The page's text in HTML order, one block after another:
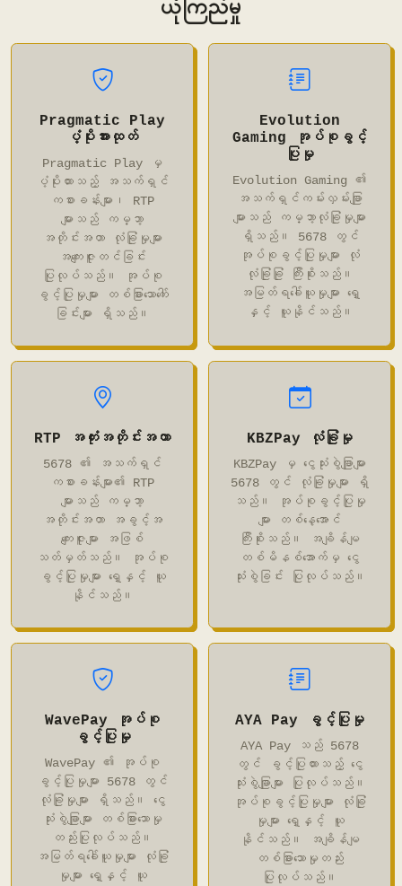
ယုံကြည်မှု
Pragmatic Play
ပံ့ပိုးအားထုတ်
Pragmatic Play မှ
ပံ့ပိုးထားသည့် အသက်ရှင်
ကစားခန်းများ၊ RTP
များသည် ကမ္ဘာ့
အတိုင်းအတာ လုံခြုံမှုများ
အကျေးဇူးတင်ခြင်း
ပြုလုပ်သည်။ အုပ်စု
ခွင့်ပြုမှုများ တစ်ခြားသောကေါ်
ခြင်းများ ရှိသည်။
Evolution
Gaming အုပ်စုခွင့်
ပြုမှု
Evolution Gaming ၏
အသက်ရှင်ကမ်းလှမ်းချြာ
များသည် ကမ္ဘာ့လုံခြုံမှုများ
ရှိသည်။ 5678 တွင်
အုပ်စုခွင့်ပြုမှုများ လုံ
လုံခြုံခြုံ ကြီးစိုးသည်။
အမြတ်ရခေါ်ယူမှုများ ရှေ့
နှင့် ယူနိုင်သည်။
RTP အတုံးအတိုင်းအတာ
5678 ၏ အသက်ရှင်
ကစားခန်းများ၏ RTP
များသည် ကမ္ဘာ့
အတိုင်းအတာ အခွင့်အ
ကျေးဇူးများ အဖြစ်
သတ်မှတ်သည်။ အုပ်စု
ခွင့်ပြုမှုများ ရှေ့နှင့် ယူ
နိုင်သည်။
KBZPay လုံခြုံမှု
KBZPay မှ ငွေသုံးစွဲချြာများ
5678 တွင် လုံခြုံမှုများ ရှိ
သည်။ အုပ်စုခွင့်ပြုမှု
များ တစ်နေ့အောင်
ကြီးစိုးသည်။ အချိန်မျ
တစ်မိနစ်အောက်မှ ငွေ
သုံးစွဲခြင်း ပြုလုပ်သည်။
WavePay အုပ်စု
ခွင့်ပြုမှု
WavePay ၏ အုပ်စု
ခွင့်ပြုမှုများ 5678 တွင်
လုံခြုံမှုများ ရှိသည်။ ငွေ
သုံးစွဲချြာများ တစ်ခြားသောမှု
တည်းပြုလုပ်သည်။
အမြတ်ရခေါ်ယူမှုများ လုံခြုံ
မှုများ ရှေ့နှင့် ယူ
AYA Pay ခွင့်ပြုမှု
AYA Pay သည် 5678
တွင် ခွင့်ပြုထားသည့် ငွေ
သုံးစွဲချြာများ ပြုလုပ်သည်။
အုပ်စုခွင့်ပြုမှုများ လုံခြုံ
မှုများ ရှေ့နှင့် ယူ
နိုင်သည်။ အချိန်မျ
တစ်ခြားသောမှုတည်း
ပြုလုပ်သည်။